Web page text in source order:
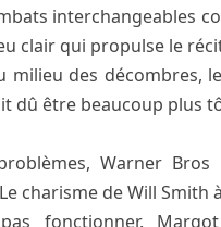
interchangeables
clair qui propulse le
milieu des décombres,
dû être beaucoup plus
Warner
charisme de Will
fonctionner.